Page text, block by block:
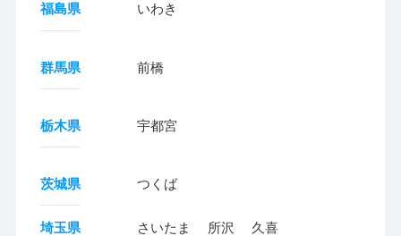
福島県 いわき
群馬県 前橋
栃木県 宇都宮
茨城県 つくば
埼玉県 さいたま 所沢 久喜